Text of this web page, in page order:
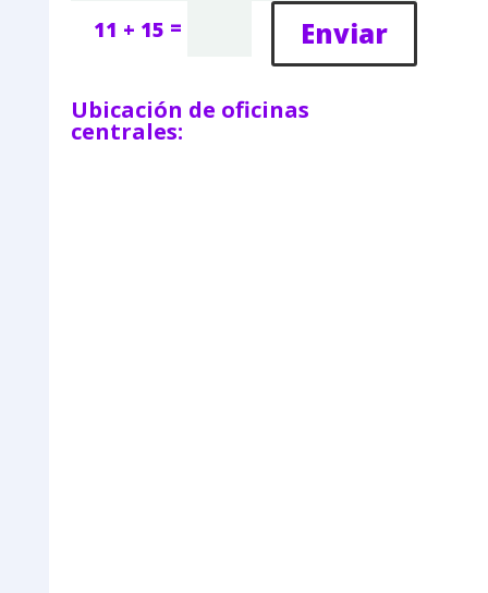
11 + 15 = Enviar
Ubicación de oficinas
centrales: